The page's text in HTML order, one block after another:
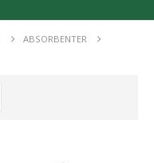
ABSORBENTER